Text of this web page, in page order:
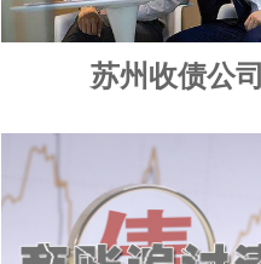
苏州收债公司